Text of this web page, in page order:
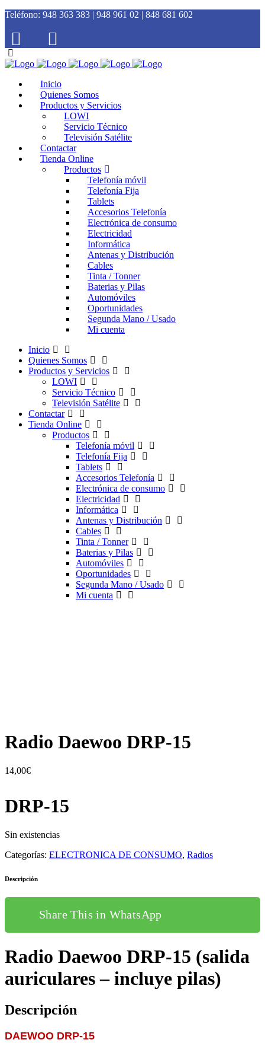
Teléfono: 948 363 383 | 948 961 02 | 848 681 602
Inicio
Quienes Somos
Productos y Servicios
LOWI
Servicio Técnico
Televisión Satélite
Contactar
Tienda Online
Productos
Telefonía móvil
Telefonía Fija
Tablets
Accesorios Telefonía
Electrónica de consumo
Electricidad
Informática
Antenas y Distribución
Cables
Tinta / Tonner
Baterias y Pilas
Automóviles
Oportunidades
Segunda Mano / Usado
Mi cuenta
Inicio
Quienes Somos
Productos y Servicios
LOWI
Servicio Técnico
Televisión Satélite
Contactar
Tienda Online
Productos
Telefonía móvil
Telefonía Fija
Tablets
Accesorios Telefonía
Electrónica de consumo
Electricidad
Informática
Antenas y Distribución
Cables
Tinta / Tonner
Baterias y Pilas
Automóviles
Oportunidades
Segunda Mano / Usado
Mi cuenta
Radio Daewoo DRP-15
14,00€
DRP-15
Sin existencias
Categorías: ELECTRONICA DE CONSUMO, Radios
Descripción
Share This in WhatsApp
Radio Daewoo DRP-15 (salida
auriculares – incluye pilas)
Descripción
DAEWOO DRP-15